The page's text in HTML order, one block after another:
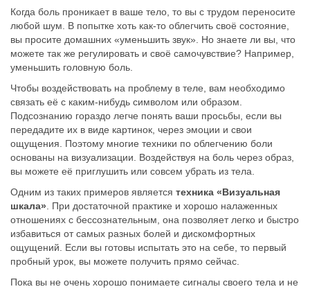
Когда боль проникает в ваше тело, то вы с трудом переносите
любой шум. В попытке хоть как-то облегчить своё состояние,
вы просите домашних «уменьшить звук». Но знаете ли вы, что
можете так же регулировать и своё самочувствие? Например,
уменьшить головную боль.
Чтобы воздействовать на проблему в теле, вам необходимо
связать её с каким-нибудь символом или образом.
Подсознанию гораздо легче понять ваши просьбы, если вы
передадите их в виде картинок, через эмоции и свои
ощущения. Поэтому многие техники по облегчению боли
основаны на визуализации. Воздействуя на боль через образ,
вы можете её приглушить или совсем убрать из тела.
Одним из таких примеров является техника «Визуальная
шкала» . При достаточной практике и хорошо налаженных
отношениях с бессознательным, она позволяет легко и быстро
избавиться от самых разных болей и дискомфортных
ощущений. Если вы готовы испытать это на себе, то первый
пробный урок, вы можете получить прямо сейчас.
Пока вы не очень хорошо понимаете сигналы своего тела и не